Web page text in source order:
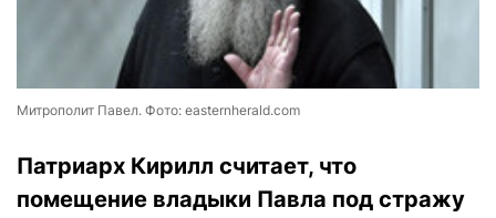
Митрополит Павел. Фото: easternherald.com
Патриарх Кирилл считает, что
помещение владыки Павла под стражу